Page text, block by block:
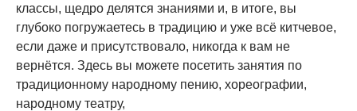
классы, щедро делятся знаниями и, в итоге, вы
глубоко погружаетесь в традицию и уже всё китчевое,
если даже и присутствовало, никогда к вам не
вернётся. Здесь вы можете посетить занятия по
традиционному народному пению, хореографии,
народному театру,